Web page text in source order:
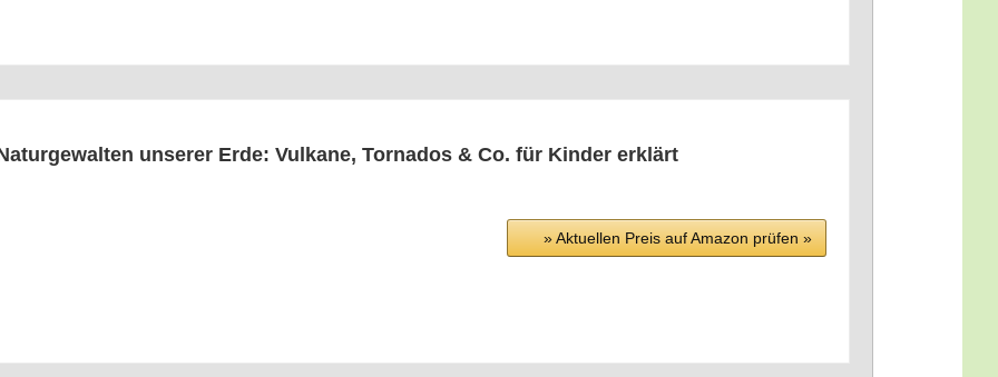
unse­rer Erde: Vul­ka­ne, Tor­na­dos & Co. für Kin­der erklärt
» Aktu­el­len Preis auf Ama­zon prü­fen »